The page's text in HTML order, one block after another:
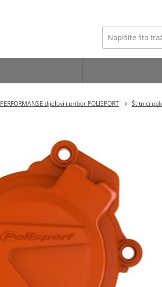
PERFORMANSE dijelovi i pribor POLISPORT Štitnici